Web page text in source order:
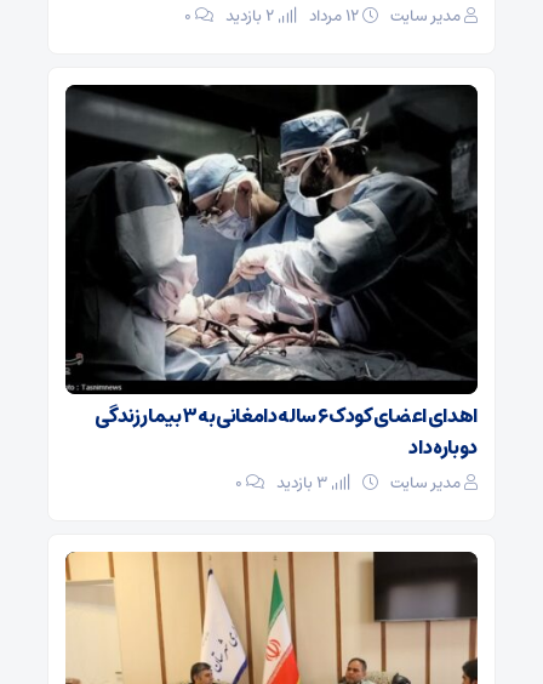
مدیر سایت ۰
اهدای اعضای کودک ۶ ساله دامغانی به ۳ بیمار زندگی
دوباره داد
مدیر سایت ۰